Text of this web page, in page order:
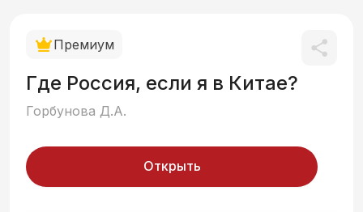
Премиум
Где Россия, если я в Китае?
Горбунова Д.А.
Открыть